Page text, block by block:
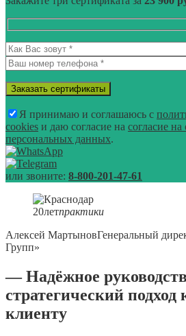
Я принимаю и соглашаюсь с
cookies и даю согласие на согласие на
персональных данных.
или звоните: 8-800-201-47-61
20летпрактики
Алексей МартыновГенеральный
Групп»
— Надёжное
стратегический
клиенту